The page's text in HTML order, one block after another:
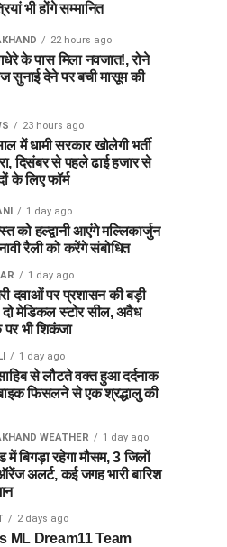
भी होंगे सम्मानित
22 hours ago
के पास मिला नवजात!, रोने
सुनाई देने पर बची मासूम की
23 hours ago
में धामी सरकार खोलेगी भर्ती
दिसंबर से पहले ढाई हजार से
के लिए फॉर्म
1 day ago
को हल्द्वानी आएंगे मल्लिकार्जुन
रैली को करेंगे संबोधित
1 day ago
दवाओं पर प्रशासन की बड़ी
दो मेडिकल स्टोर सील, अवैध
पर भी शिकंजा
1 day ago
से लौटते वक्त हुआ दर्दनाक
फिसलने से एक श्रद्धालु की
WEATHER 1 day ago
में बिगड़ा रहेगा मौसम, 3 जिलों
अलर्ट, कई जगह भारी बारिश
2 days ago
ML Dream11 Team